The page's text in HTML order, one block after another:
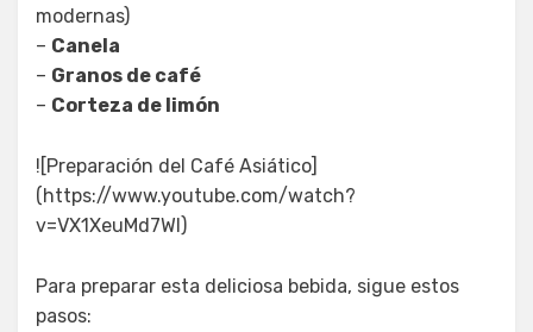
modernas)
– Canela
– Granos de café
– Corteza de limón
![Preparación del Café Asiático]
(https://www.youtube.com/watch?
v=VX1XeuMd7WI)
Para preparar esta deliciosa bebida, sigue estos
pasos: